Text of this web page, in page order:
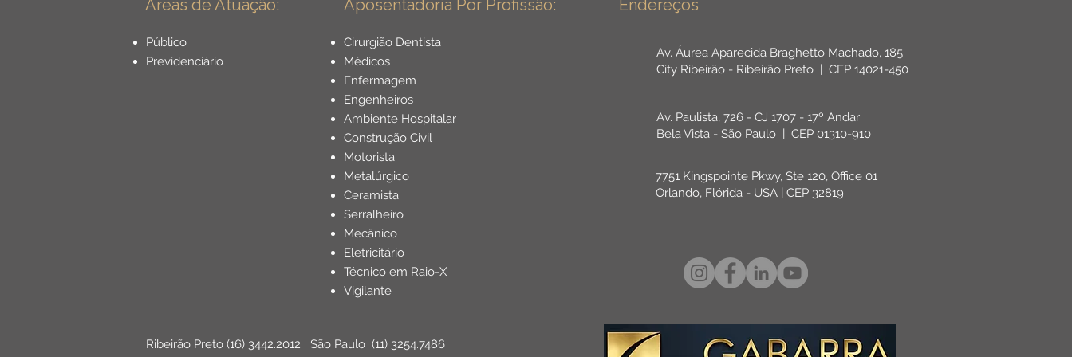
Áreas de Atuação: Aposentadoria Por Profissão:
Público
Previdenciário
Cirurgião Dentista
Médicos
Enfermagem
Engenheiros
Ambiente Hospitalar
Construção Civil
Motorista
Metalúrgico
Ceramista
Serralheiro
Mecânico
Eletricitário
Técnico em Raio-X
Vigilante
Endereços
Av. Áurea Aparecida Braghetto Machado, 185
City Ribeirão - Ribeirão Preto | CEP 14021-450
Av. Paulista, 726 - CJ 1707 - 17º Andar
Bela Vista - São Paulo | CEP 01310-910
7751 Kingspointe Pkwy, Ste 120, Office 01
Orlando, Flórida - USA | CEP 32819
Ribeirão Preto (16) 3442.2012 São Paulo (11) 3254.7486